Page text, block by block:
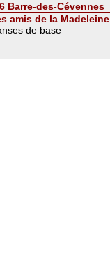
Barre-des-Cévennes
amis de la Madeleine
de base